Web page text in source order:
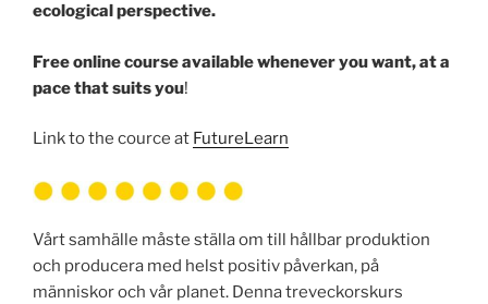
ecological perspective.
Free online course available whenever you want, at a
pace that suits you!
Link to the cource at FutureLearn
Vårt samhälle måste ställa om till hållbar produktion
och producera med helst positiv påverkan, på
människor och vår planet. Denna treveckorskurs